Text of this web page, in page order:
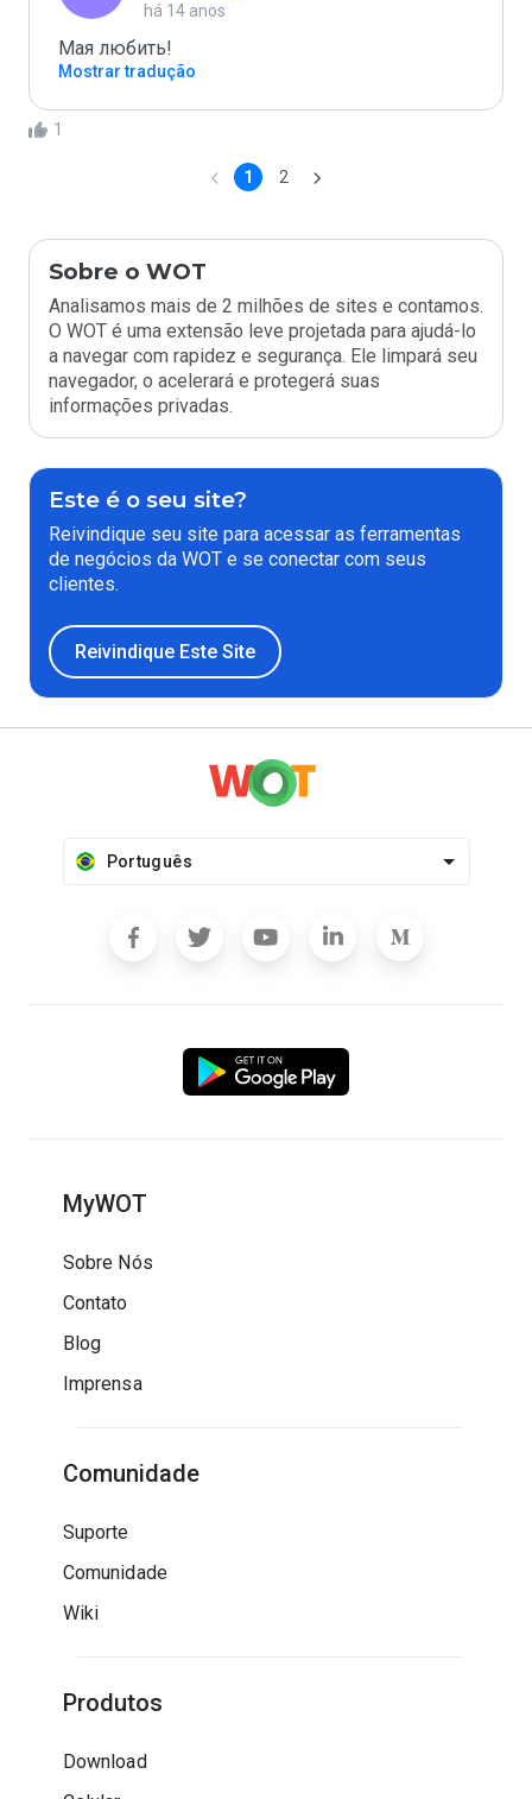
há 14 anos
Мая любить!
Mostrar tradução
1
1 2
Sobre o WOT
Analisamos mais de 2 milhões de sites e contamos.
O WOT é uma extensão leve projetada para ajudá-lo
a navegar com rapidez e segurança. Ele limpará seu
navegador, o acelerará e protegerá suas
informações privadas.
Este é o seu site?
Reivindique seu site para acessar as ferramentas
de negócios da WOT e se conectar com seus
clientes.
Reivindique Este Site
Português
MyWOT
Sobre Nós
Contato
Blog
Imprensa
Comunidade
Suporte
Comunidade
Wiki
Produtos
Download